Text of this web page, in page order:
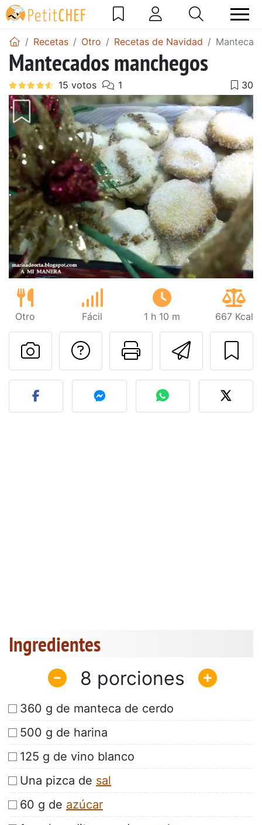
Recetas Otro Recetas de Navidad
Mantecados manchegos
Otro Fácil 1 h 10 m 667 Kcal
Imprimir
Preguntar al autor
Publicar la foto de esta
Ingredientes
8
360 g de manteca de cerdo
500 g de harina
125 g de vino blanco
Una pizca de sal
60 g de azúcar